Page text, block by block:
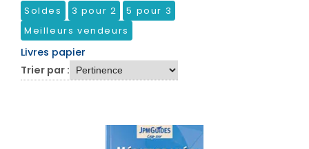
Soldes 3 pour 2
5 pour 3
Meilleurs vendeurs
Livres papier
Trier par :